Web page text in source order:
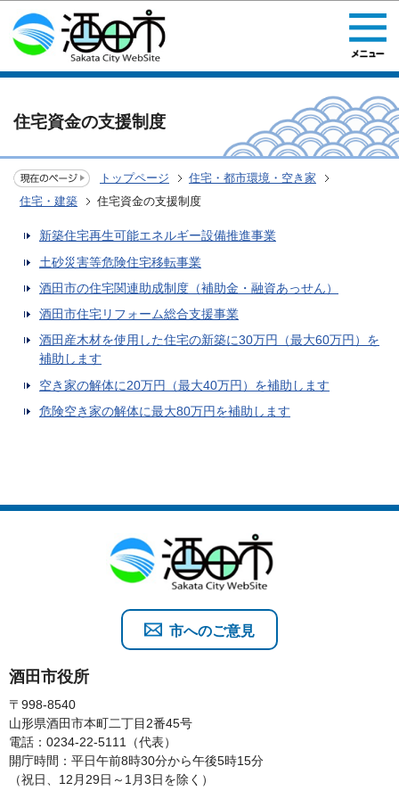
このページの本文へ移動
住宅資金の支援制度
トップページ
住宅・都市環境・空き家
住宅・建築
住宅資金の支援制度
新築住宅再生可能エネルギー設備推進事業
土砂災害等危険住宅移転事業
酒田市の住宅関連助成制度（補助金・融資あっせん）
酒田市住宅リフォーム総合支援事業
酒田産木材を使用した住宅の新築に30万円（最大60万円）を
補助します
空き家の解体に20万円（最大40万円）を補助します
危険空き家の解体に最大80万円を補助します
酒田市役所
〒998-8540
山形県酒田市本町二丁目2番45号
電話：0234-22-5111（代表）
開庁時間：平日午前8時30分から午後5時15分
（祝日、12月29日～1月3日を除く）
市へのご意見